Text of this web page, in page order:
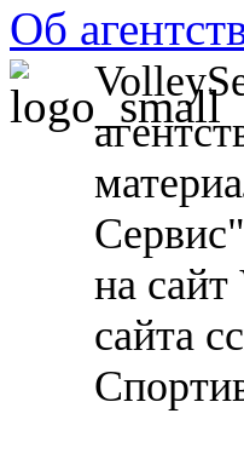
Об
на
сайта